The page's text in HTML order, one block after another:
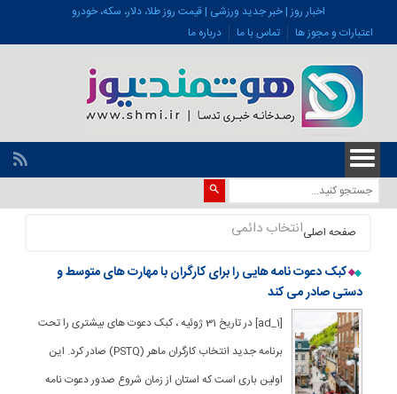
اخبار روز | خبر جدید ورزشی | قیمت روز طلا، دلار، سکه، خودرو
اعتبارات و مجوز ها
تماس با ما درباره ما
صفحه اصلیانتخاب دائمی
کبک دعوت نامه هایی را برای کارگران با مهارت های متوسط و
دستی صادر می کند
[ad_1] در تاریخ 31 ژوئیه ، کبک دعوت های بیشتری را تحت
برنامه جدید انتخاب کارگران ماهر (PSTQ) صادر کرد. این
اولین باری است که استان از زمان شروع صدور دعوت نامه